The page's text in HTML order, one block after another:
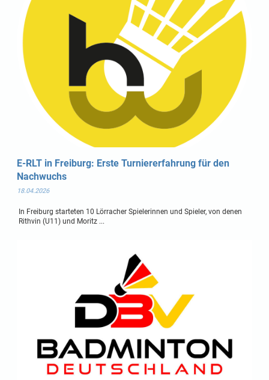
E-RLT in Freiburg: Erste Turniererfahrung für den
Nachwuchs
18.04.2026
In Freiburg starteten 10 Lörracher Spielerinnen und Spieler, von denen
Rithvin (U11) und Moritz ...